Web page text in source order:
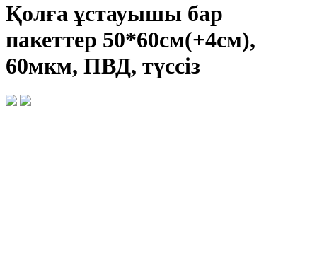
Қолға ұстауышы бар
пакеттер 50*60см(+4см),
60мкм, ПВД, түссіз